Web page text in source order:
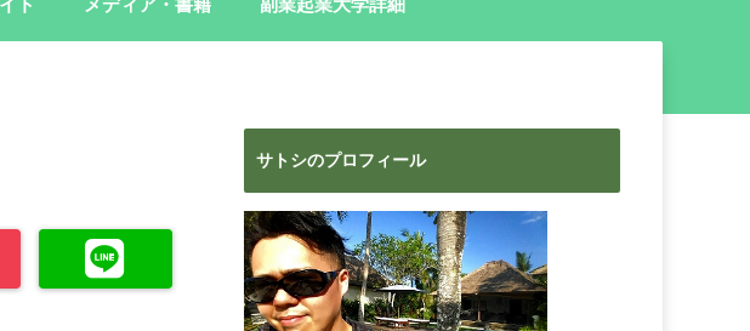
ト メディア・書籍 副業起業大学詳細
サトシのプロフィール